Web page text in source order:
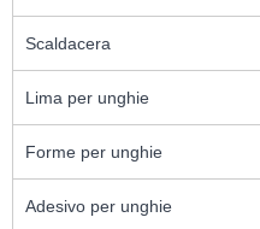
Scaldacera
Lima per unghie
Forme per unghie
Adesivo per unghie